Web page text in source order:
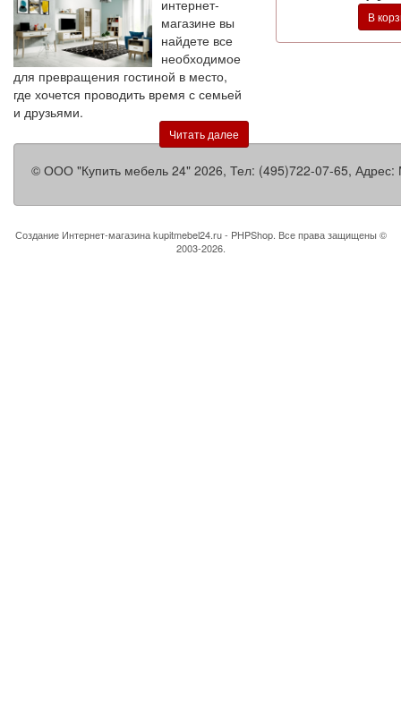
интернет-
магазине вы
найдете все
необходимое
для превращения гостиной в место,
где хочется проводить время с семьей
и друзьями.
Читать далее
В
© ООО "Купить мебель 24" 2026, Тел: (495)722-07-65, Адрес:
Создание Интернет-магазинаkupitmebel24.ru - PHPShop. Все права защищены ©
2003-2026.